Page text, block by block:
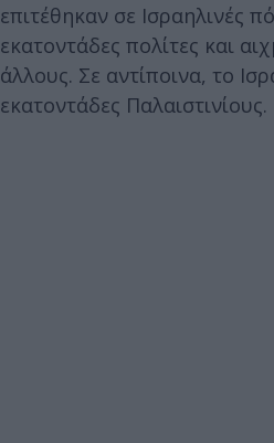
επιτέθηκαν σε Ισραηλινές
εκατοντάδες πολίτες και
άλλους. Σε αντίποινα, το
εκατοντάδες Παλαιστινίους.